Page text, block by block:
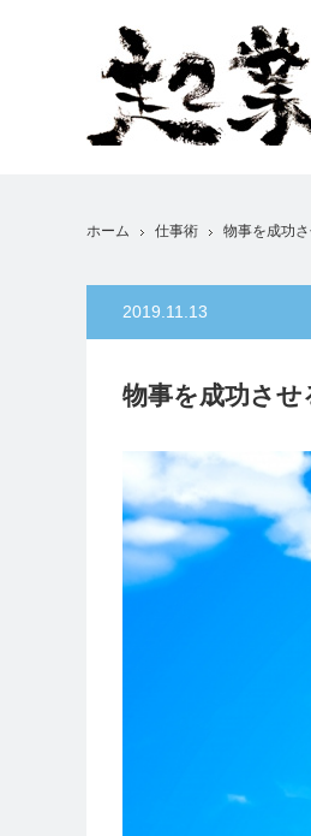
ホーム 仕事術 物事を成功
2019.11.13
物事を成功さ